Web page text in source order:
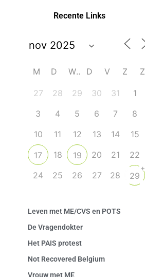
Recente Links
M D W D V Z Z
27 28 29 30 31 1
3
4 5 6 7 8
10
11 12 13 14 15
17 18 19 20 21 22
24
25 26 27 28 29
+
Leven met ME/CVS en POTS
De Vragendokter
Het PAIS protest
Not Recovered Belgium
Vrouw met ME